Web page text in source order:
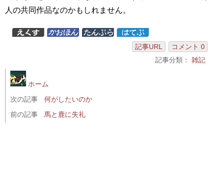
人の共同作品なのかもしれません。
記事URL
コメント 0
記事分類： 雑記
ホーム
次の記事
何がしたいのか
前の記事
馬と鹿に失礼